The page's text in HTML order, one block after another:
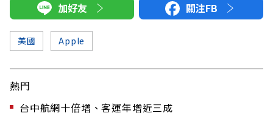
加好友 關注FB
美國 Apple
熱門
台中航網十倍增、客運年增近三成